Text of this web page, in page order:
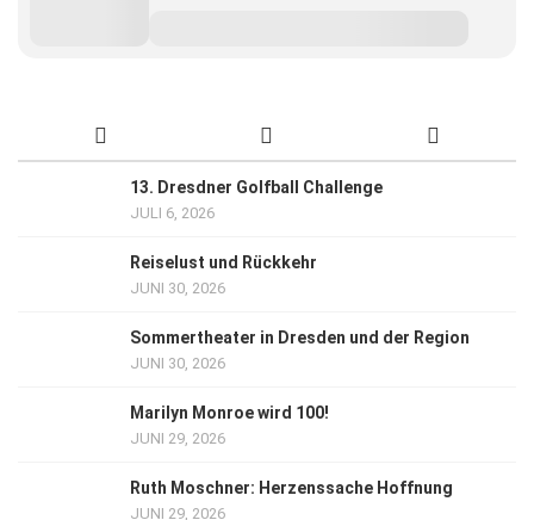
13. Dresdner Golfball Challenge
JULI 6, 2026
Reiselust und Rückkehr
JUNI 30, 2026
Sommertheater in Dresden und der Region
JUNI 30, 2026
Marilyn Monroe wird 100!
JUNI 29, 2026
Ruth Moschner: Herzenssache Hoffnung
JUNI 29, 2026